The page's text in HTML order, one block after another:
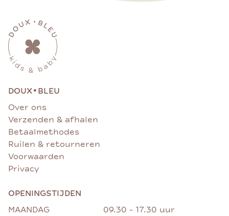
DOUX• BLEU
Over ons
Verzenden & afhalen
Betaalmethodes
Ruilen & retourneren
Voorwaarden
Privacy
OPENINGSTIJDEN
MAANDAG
09.30 - 17.30 uur